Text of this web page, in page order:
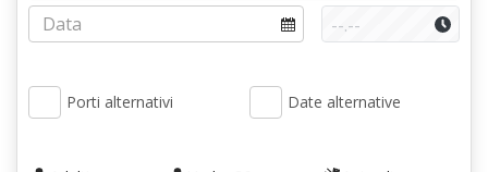
Porti alternativi Date alternative